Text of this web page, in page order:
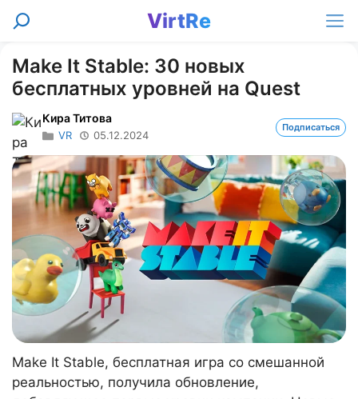
Перейти
VirtRe
Поиск
Make It Stable: 30 новых
бесплатных уровней на Quest
Кира Титова
VR 05.12.2024
Подписаться
Make It Stable, бесплатная игра со смешанной
реальностью, получила обновление,